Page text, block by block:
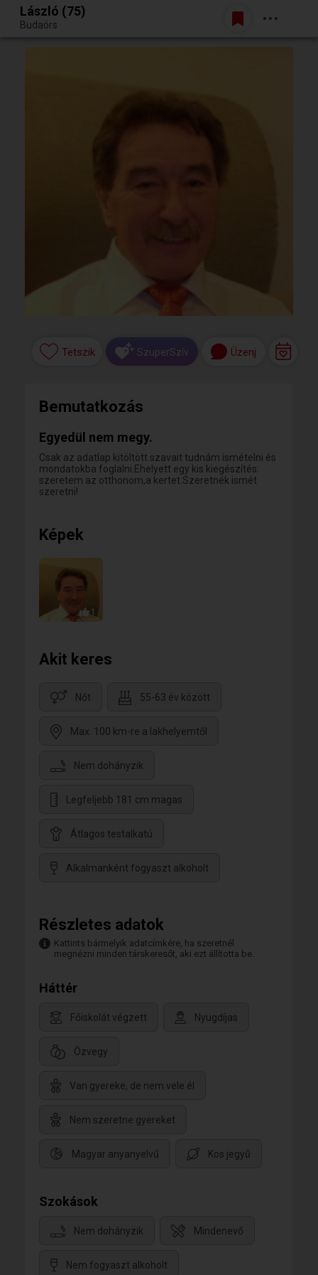
Egy jó randiból bármi lehet.
Belépés
László (75)
Budaörs
Tetszik SzuperSzív Üzenj
Bemutatkozás
Egyedül nem megy.
Csak az adatlap kitöltött szavait tudnám ismételni és
mondatokba foglalni.Ehelyett egy kis kiegészítés:
szeretem az otthonom,a kertet.Szeretnék ismét
szeretni!
Képek
1
Akit keres
Nőt 55-63 év között
Max. 100 km-re a lakhelyemtől
Nem dohányzik
Legfeljebb 181 cm magas
Átlagos testalkatú
Alkalmanként fogyaszt alkoholt
Részletes adatok
Kattints bármelyik adatcímkére, ha szeretnél
megnézni minden társkeresőt, aki ezt állította be.
Háttér
Főiskolát végzett Nyugdíjas
Özvegy
Van gyereke, de nem vele él
Nem szeretne gyereket
Magyar anyanyelvű Kos jegyű
Szokások
Nem dohányzik Mindenevő
Nem fogyaszt alkoholt